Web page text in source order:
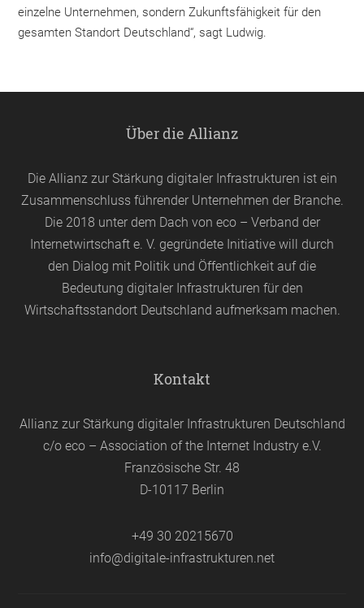
einzelne Unternehmen, sondern Zukunftsfähigkeit für den
gesamten Standort Deutschland“, sagt Ludwig.
Über die Allianz
Die Allianz zur Stärkung digitaler Infrastrukturen ist ein
Zusammenschluss führender Unternehmen der Branche.
Die 2018 unter dem Dach von eco– Verband der
Internetwirtschaft e. V. gegründete Initiative will durch
den Dialog mit Politik und Öffentlichkeit auf die
Bedeutung digitaler Infrastrukturen für den
Wirtschaftsstandort Deutschland aufmerksam machen.
Kontakt
Allianz zur Stärkung digitaler Infrastrukturen Deutschland
c/o eco – Association of the Internet Industry e.V.
Französische Str. 48
D-10117 Berlin
+49 30 20215670
info@digitale-infrastrukturen.net